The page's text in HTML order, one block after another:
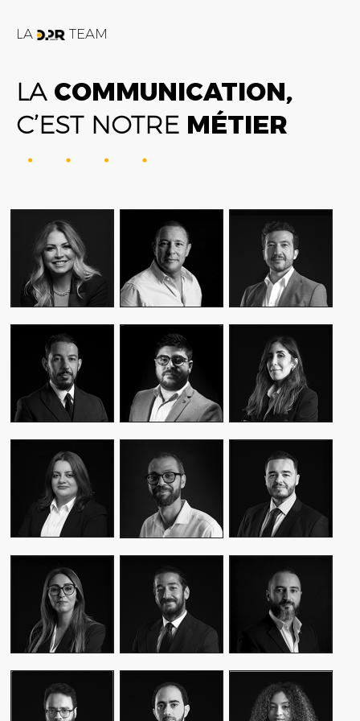
LA TEAM
LACOMMUNICATION,
C’EST NOTRE MÉTIER
FATIME ZOHRA
OUTAGHANI
CEO & FOUNDER
ALEX AXIOTIS
CEO & FOUNDER
AMIN FARES
GENERAL
MANAGER
WASSIM KASSARI
CHIEF FINANCIAL
OFFICER
MALIK IRAQI
MANAGING
DIRECTOR
YASMINE MYRIAM
DIRECTOR OF
OPERATIONS –
PUBLIC RELATIONS
MOUNA EL AZIM
DIRECTOR OF
OPERATIONS
AMINE LAGSSIR
STRATEGY
DIRECTOR
KARIM BENKIRAN
CHIEF CREATIVE
OFFICER
MEKHTOUME
PMO CHANGE &
WALID BAHYA
BUSINESS LEAD
GROUP
SAMI SABER
MEDIA RELATIONS
DIRECTOR